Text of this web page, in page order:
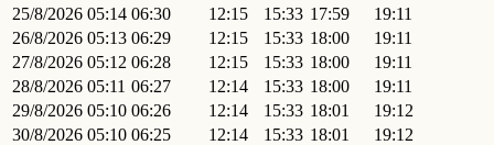
25/8/2026 05:14 06:30 12:15 15:33 17:59
19:11
26/8/2026 05:13 06:29 12:15 15:33 18:00
19:11
27/8/2026 05:12 06:28 12:15 15:33 18:00
19:11
28/8/2026 05:11 06:27 12:14 15:33 18:00
19:11
29/8/2026 05:10 06:26 12:14 15:33 18:01
19:12
30/8/2026 05:10 06:25 12:14 15:33 18:01
19:12